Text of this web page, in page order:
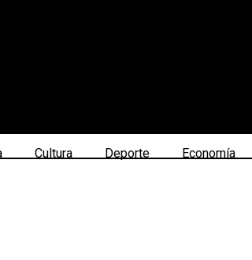
Cultura Deporte Economía